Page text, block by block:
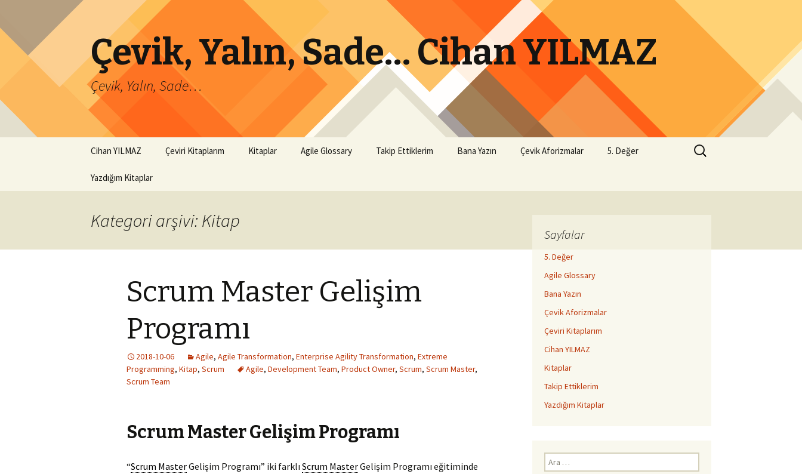
Çevik, Yalın, Sade… Cihan YILMAZ
Çevik, Yalın, Sade…
Cihan YILMAZ Çeviri Kitaplarım Kitaplar Agile Glossary Takip Ettiklerim Bana Yazın Çevik Aforizmalar 5. Değer
Yazdığım Kitaplar
Arama:
Kategori arşivi: Kitap
Scrum Master Gelişim
Programı
2018-10-06 Agile, Agile Transformation, Enterprise Agility Transformation, Extreme
Programming, Kitap, Scrum Agile, Development Team, Product Owner, Scrum, Scrum Master,
Scrum Team
Scrum Master Gelişim Programı
“Scrum MasterGelişim Programı” iki farklı Scrum MasterGelişim Programı eğitiminde
Sayfalar
5. Değer
Agile Glossary
Bana Yazın
Çevik Aforizmalar
Çeviri Kitaplarım
Cihan YILMAZ
Kitaplar
Takip Ettiklerim
Yazdığım Kitaplar
Arama: